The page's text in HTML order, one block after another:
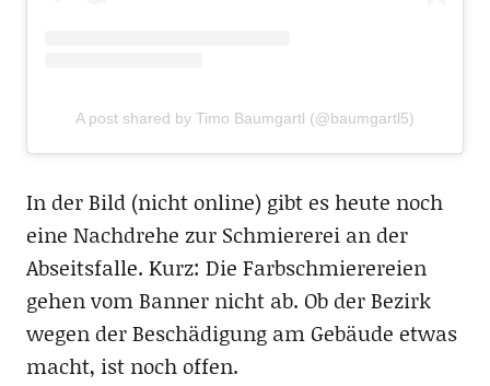
A post shared by Timo Baumgartl (@baumgartl5)
In der Bild (nicht online) gibt es heute noch
eine Nachdrehe zur Schmiererei an der
Abseitsfalle. Kurz: Die Farbschmierereien
gehen vom Banner nicht ab. Ob der Bezirk
wegen der Beschädigung am Gebäude etwas
macht, ist noch offen.